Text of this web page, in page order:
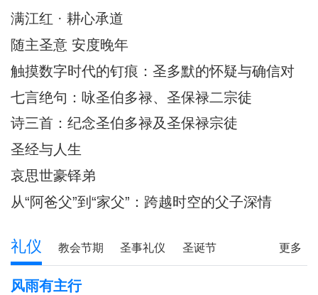
神圣舞台。天主教吃饭神学中所蕴含的灵修智慧，引领我们
到其中深刻的属灵启迪。在人类日常生活中，
满江红 · 耕心承道
随主圣意 安度晚年
触摸数字时代的钉痕：圣多默的怀疑与确信对
AI时代的信仰启迪
七言绝句：咏圣伯多禄、圣保禄二宗徒
诗三首：纪念圣伯多禄及圣保禄宗徒
圣经与人生
哀思世豪铎弟
从“阿爸父”到“家父”：跨越时空的父子深情
更多
礼仪 教会节期 圣事礼仪 圣诞节
圣经研读
风雨有主行